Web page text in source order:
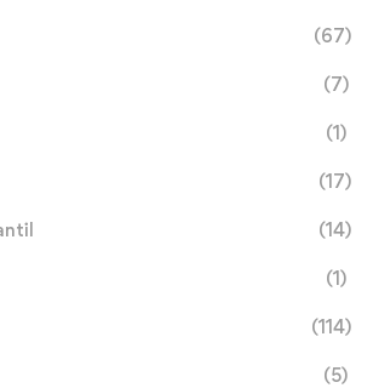
(67)
(7)
(1)
(17)
(14)
(1)
(114)
(5)